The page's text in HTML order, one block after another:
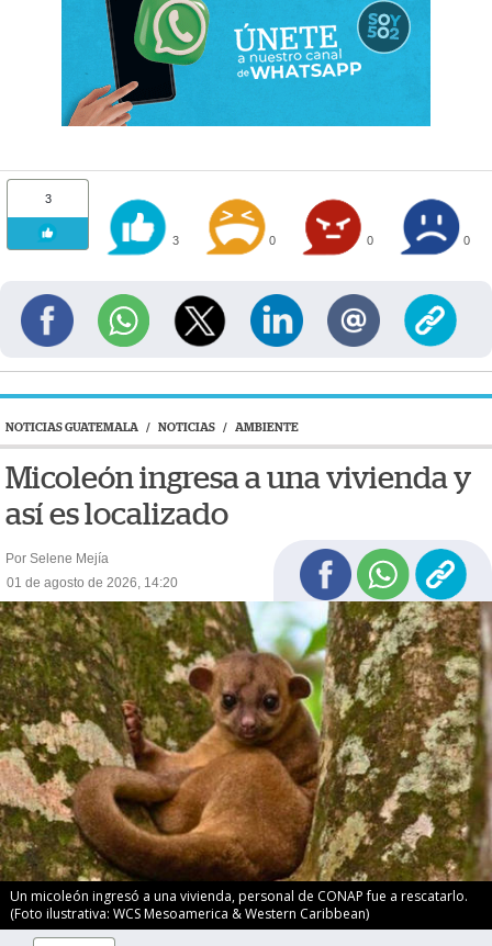
3
3 0 0 0
NOTICIAS GUATEMALA / NOTICIAS / AMBIENTE
Micoleón ingresa a una vivienda y
así es localizado
Por Selene Mejía
01 de agosto de 2026, 14:20
Un micoleón ingresó a una vivienda, personal de CONAP fue a rescatarlo.
(Foto ilustrativa: WCS Mesoamerica & Western Caribbean)